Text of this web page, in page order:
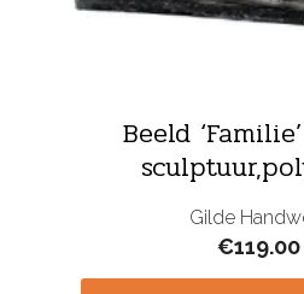
Beeld
Gilde
€119.00